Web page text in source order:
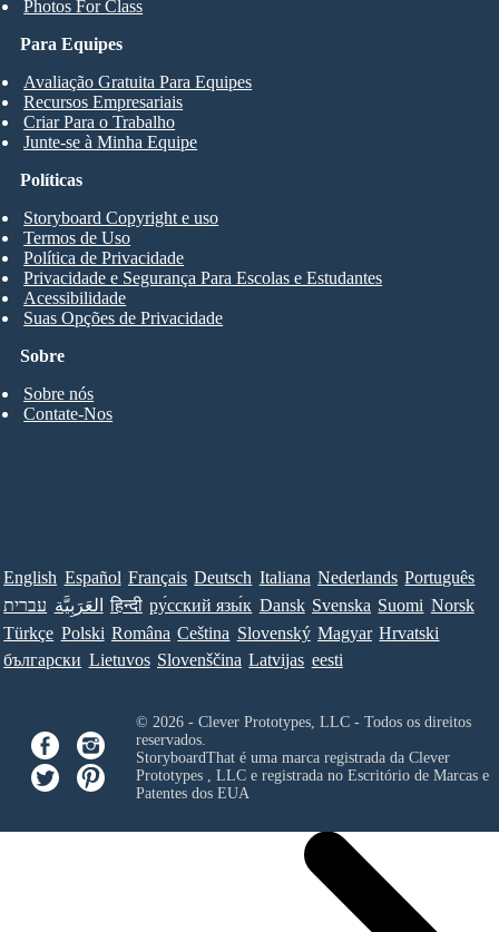
Photos For Class
Para Equipes
Avaliação Gratuita Para Equipes
Recursos Empresariais
Criar Para o Trabalho
Junte-se à Minha Equipe
Sobre
Sobre nós
Contate-Nos
Políticas
Storyboard Copyright e uso
Termos de Uso
Política de Privacidade
Privacidade e Segurança Para Escolas e Estudantes
Acessibilidade
Suas Opções de Privacidade
English Español Français Deutsch Italiana Nederlands Português
עברית العَرَبِيَّة हिन्दी ру́сский язы́к Dansk Svenska Suomi Norsk
Türkçe Polski Româna Ceština Slovenský Magyar Hrvatski
български Lietuvos Slovenščina Latvijas eesti
© 2026 - Clever Prototypes, LLC - Todos os direitos
reservados.
StoryboardThat é uma marca registrada da Clever
Prototypes , LLCe registrada no Escritório de Marcas e
Patentes dos EUA